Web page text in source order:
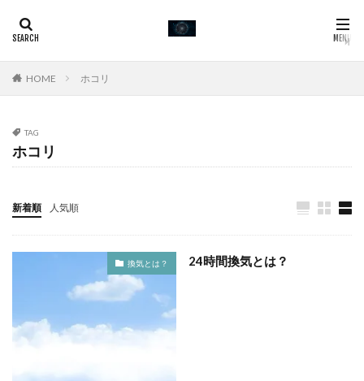
HOME ホコリ
TAG
ホコリ
新着順 人気順
換気とは？ 24時間換気とは？
タグ
第一種換気
換気設備
換気扇 換気口 じんあい
換気
必要換気量 建築基準法
常時換気
天井扇
レンジフード
シックハウス対策